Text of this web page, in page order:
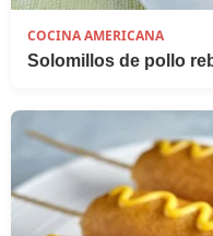
COCINA AMERICANA
Solomillos de pollo